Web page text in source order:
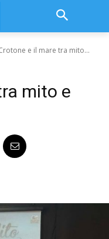
e il mare tra mito...
mito e